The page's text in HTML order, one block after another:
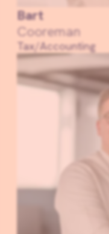
Bart
Cooreman
Tax/Accounting